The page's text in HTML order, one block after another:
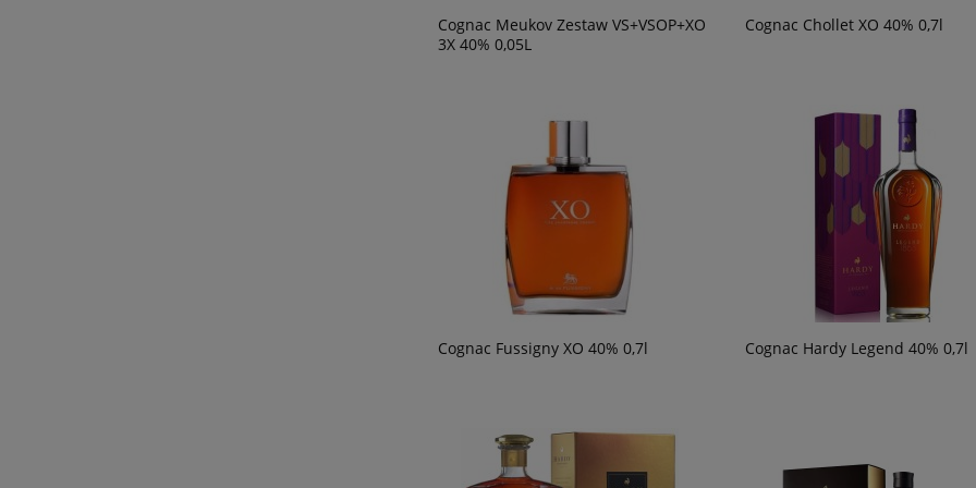
Cognac Meukov Zestaw VS+VSOP+XO
3X 40% 0,05L
Cognac Chollet XO 40% 0,7l
Cognac Fussigny XO 40% 0,7l Cognac Hardy Legend 40% 0,7l